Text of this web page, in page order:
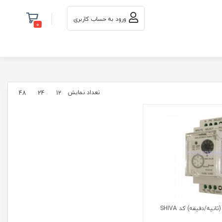
ورود به حساب کاربری 0
تعداد نمایش 12
24
48
مولتی تایمر آنالوگ (ثانیه/دقیقه) کد SHIVA